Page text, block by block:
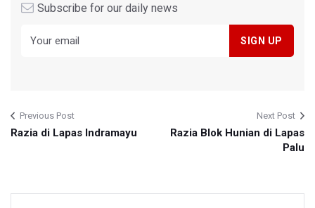
Subscribe for our daily news
Previous Post
Razia di Lapas Indramayu
Next Post
Razia Blok Hunian di Lapas
Palu